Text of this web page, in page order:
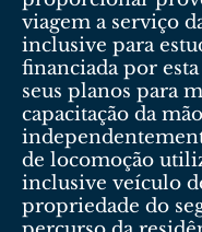
viagem a serviço
inclusive para
financiada por
seus planos para
capacitação da
de locomoção
inclusive veículo
propriedade do